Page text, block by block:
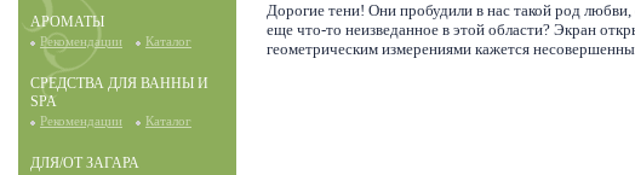
АРОМАТЫ
Рекомендации Каталог
СРЕДСТВА ДЛЯ ВАННЫ И
SPA
Рекомендации Каталог
ДЛЯ/ОТ ЗАГАРА
Дорогие тени! Они пробудили в нас такой род
еще что-то неизведанное в этой области? Экран
геометрическим измерениями кажется